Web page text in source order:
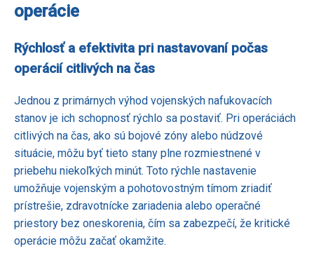
operácie
Rýchlosť a efektivita pri nastavovaní počas
operácií citlivých na čas
Jednou z primárnych výhod vojenských nafukovacích
stanov je ich schopnosť rýchlo sa postaviť. Pri operáciách
citlivých na čas, ako sú bojové zóny alebo núdzové
situácie, môžu byť tieto stany plne rozmiestnené v
priebehu niekoľkých minút. Toto rýchle nastavenie
umožňuje vojenským a pohotovostným tímom zriadiť
prístrešie, zdravotnícke zariadenia alebo operačné
priestory bez oneskorenia, čím sa zabezpečí, že kritické
operácie môžu začať okamžite.